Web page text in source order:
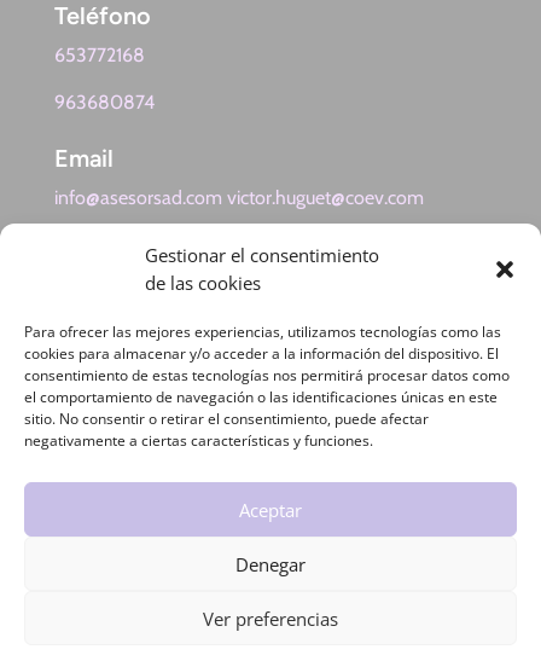
Gestionar el consentimiento
de las cookies
Para ofrecer las mejores experiencias, utilizamos tecnologías como las
cookies para almacenar y/o acceder a la información del dispositivo. El
consentimiento de estas tecnologías nos permitirá procesar datos como
el comportamiento de navegación o las identificaciones únicas en este
sitio. No consentir o retirar el consentimiento, puede afectar
negativamente a ciertas características y funciones.
Aceptar
Denegar
Ver preferencias
Teléfono
653772168
963680874
Email
info@asesorsad.com victor.huguet@coev.com
Política de Privacidad
Política de Cookies
Mapa del sitio
Accesibilidad